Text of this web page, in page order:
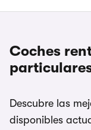
Coches
Descubre las
disponibles